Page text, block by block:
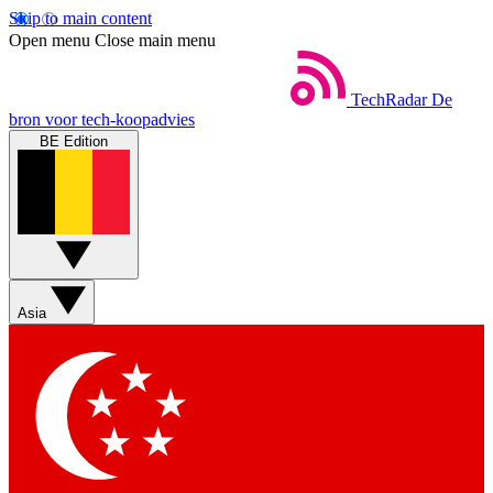
Skip to main content
Open menu Close main menu
TechRadar De
bron voor tech-koopadvies
BE Edition
Asia